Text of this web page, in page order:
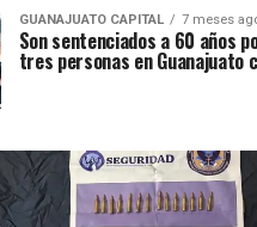
GUANAJUATO CAPITAL 7 meses
Son sentenciados a 60 años
tres personas en Guanajuato